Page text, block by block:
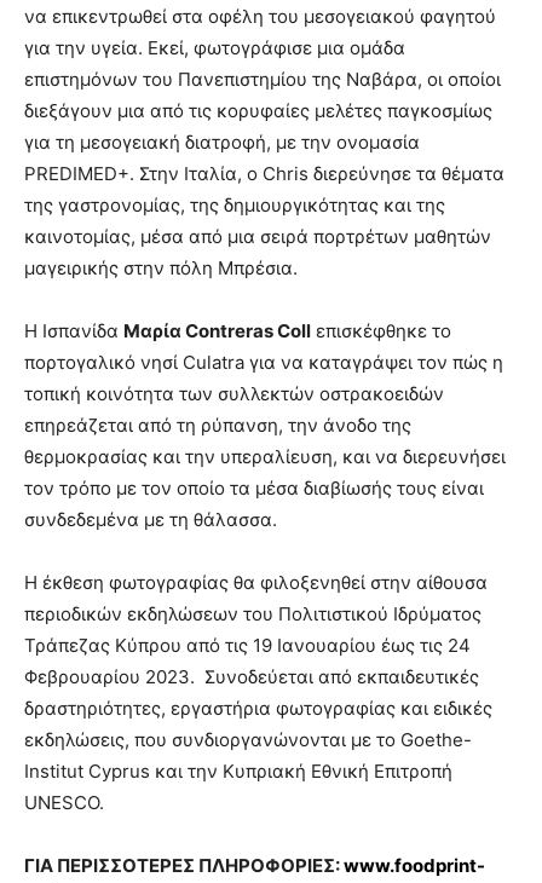
να επικεντρωθεί στα οφέλη του μεσογειακού φαγητού
για την υγεία. Εκεί, φωτογράφισε μια ομάδα
επιστημόνων του Πανεπιστημίου της Ναβάρα, οι οποίοι
διεξάγουν μια από τις κορυφαίες μελέτες παγκοσμίως
για τη μεσογειακή διατροφή, με την ονομασία
PREDIMED+. Στην Ιταλία, ο Chris διερεύνησε τα θέματα
της γαστρονομίας, της δημιουργικότητας και της
καινοτομίας, μέσα από μια σειρά πορτρέτων μαθητών
μαγειρικής στην πόλη Μπρέσια.
H Ισπανίδα Μαρία Contreras Coll επισκέφθηκε το
πορτογαλικό νησί Culatra για να καταγράψει τον πώς η
τοπική κοινότητα των συλλεκτών οστρακοειδών
επηρεάζεται από τη ρύπανση, την άνοδο της
θερμοκρασίας και την υπεραλίευση, και να διερευνήσει
τον τρόπο με τον οποίο τα μέσα διαβίωσής τους είναι
συνδεδεμένα με τη θάλασσα.
Η έκθεση φωτογραφίας θα φιλοξενηθεί στην αίθουσα
περιοδικών εκδηλώσεων του Πολιτιστικού Ιδρύματος
Τράπεζας Κύπρου από τις 19 Ιανουαρίου έως τις 24
Φεβρουαρίου 2023. Συνοδεύεται από εκπαιδευτικές
δραστηριότητες, εργαστήρια φωτογραφίας και ειδικές
εκδηλώσεις, που συνδιοργανώνονται με το Goethe-
Institut Cyprus και την Κυπριακή Εθνική Επιτροπή
UNESCO.
ΓΙΑ ΠΕΡΙΣΣΟΤΕΡΕΣ ΠΛΗΡΟΦΟΡΙΕΣ:www.foodprint-